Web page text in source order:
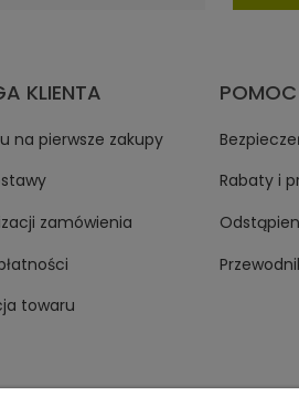
KLIENTA
na pierwsze zakupy
zamówienia
towaru
POMOC
Rabaty i